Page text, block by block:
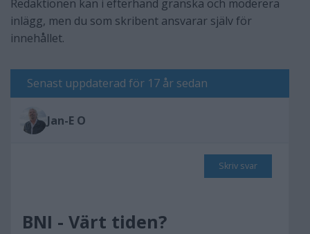
Redaktionen kan i efterhand granska och moderera
inlägg, men du som skribent ansvarar själv för
innehållet.
Senast uppdaterad för 17 år sedan
Jan-E O
Skriv svar
BNI - Värt tiden?